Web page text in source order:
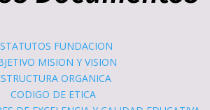
FUNDACION
MISION Y VISION
ORGANICA
CODIGO DE ETICA